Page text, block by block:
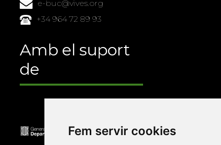
Fem servir cookies
e-buc@vives.org
+34 964 72 89 93
Amb el suport
de